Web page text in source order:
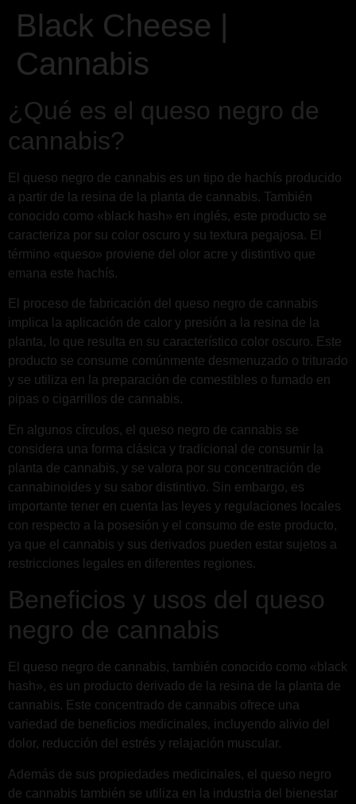
Black Cheese |
Cannabis
¿Qué es el queso negro de
cannabis?
El queso negro de cannabis es un tipo de hachís producido
a partir de la resina de la planta de cannabis. También
conocido como «black hash» en inglés, este producto se
caracteriza por su color oscuro y su textura pegajosa. El
término «queso» proviene del olor acre y distintivo que
emana este hachís.
El proceso de fabricación del queso negro de cannabis
implica la aplicación de calor y presión a la resina de la
planta, lo que resulta en su característico color oscuro. Este
producto se consume comúnmente desmenuzado o triturado
y se utiliza en la preparación de comestibles o fumado en
pipas o cigarrillos de cannabis.
En algunos círculos, el queso negro de cannabis se
considera una forma clásica y tradicional de consumir la
planta de cannabis, y se valora por su concentración de
cannabinoides y su sabor distintivo. Sin embargo, es
importante tener en cuenta las leyes y regulaciones locales
con respecto a la posesión y el consumo de este producto,
ya que el cannabis y sus derivados pueden estar sujetos a
restricciones legales en diferentes regiones.
Beneficios y usos del queso
negro de cannabis
El queso negro de cannabis, también conocido como «black
hash», es un producto derivado de la resina de la planta de
cannabis. Este concentrado de cannabis ofrece una
variedad de beneficios medicinales, incluyendo alivio del
dolor, reducción del estrés y relajación muscular.
Además de sus propiedades medicinales, el queso negro
de cannabis también se utiliza en la industria del bienestar